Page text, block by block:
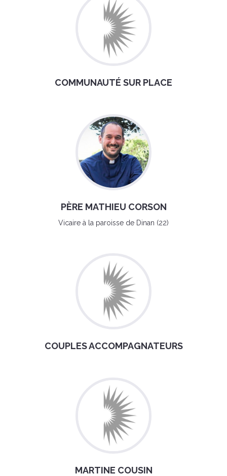
COMMUNAUTÉ SUR PLACE
PÈRE MATHIEU CORSON
Vicaire à la paroisse de Dinan (22)
COUPLES ACCOMPAGNATEURS
MARTINE COUSIN